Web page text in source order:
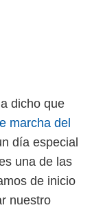
dicho que
marcha del
día especial
una de las
de inicio
nuestro